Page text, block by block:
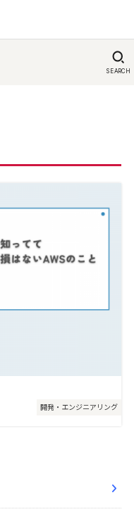
SEARCH
開発・エンジニアリング